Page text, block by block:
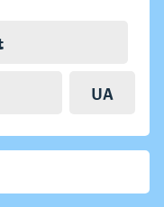
UA